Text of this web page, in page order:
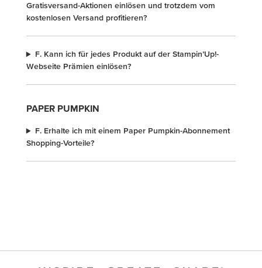
Gratisversand-Aktionen einlösen und trotzdem vom
kostenlosen Versand profitieren?
F. Kann ich für jedes Produkt auf der Stampin’Up!-
Webseite Prämien einlösen?
PAPER PUMPKIN
F. Erhalte ich mit einem Paper Pumpkin-Abonnement
Shopping-Vorteile?